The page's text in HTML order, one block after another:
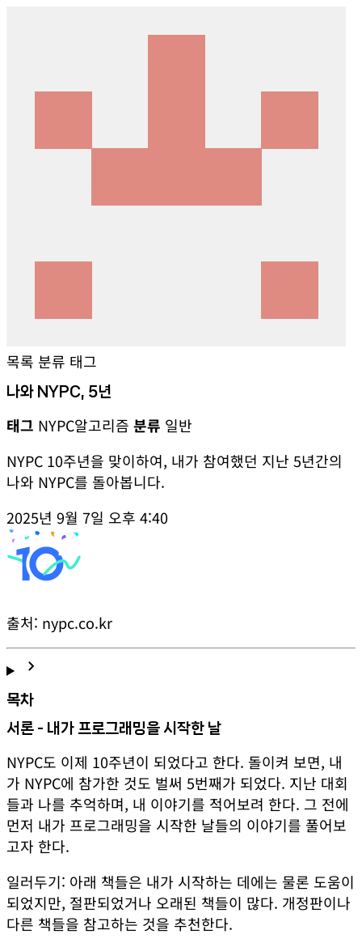
목록 분류 태그
나와 NYPC, 5년
태그 NYPC알고리즘 분류 일반
NYPC 10주년을 맞이하여, 내가 참여했던 지난 5년간의
나와 NYPC를 돌아봅니다.
2025년 9월 7일 오후 4:40
출처: nypc.co.kr
chevron_right
목차
서론 - 내가 프로그래밍을 시작한 날
NYPC도 이제 10주년이 되었다고 한다. 돌이켜 보면, 내
가 NYPC에 참가한 것도 벌써 5번째가 되었다. 지난 대회
들과 나를 추억하며, 내 이야기를 적어보려 한다. 그 전에
먼저 내가 프로그래밍을 시작한 날들의 이야기를 풀어보
고자 한다.
일러두기: 아래 책들은 내가 시작하는 데에는 물론 도움이
되었지만, 절판되었거나 오래된 책들이 많다. 개정판이나
다른 책들을 참고하는 것을 추천한다.